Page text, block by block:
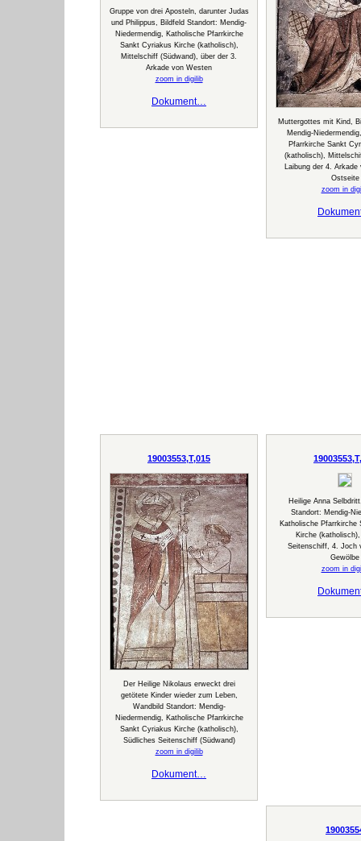
Gruppe von drei Aposteln, darunter Judas
und Philippus, Bildfeld Standort: Mendig-
Niedermendig, Katholische Pfarrkirche
Sankt Cyriakus Kirche (katholisch),
Mittelschiff (Südwand), über der 3.
Arkade von Westen
zoom in digilib
Dokument…
Muttergottes mit Kind,
Mendig-
Pfarrkirche Sankt
(katholisch),
Laibung der 4.
Ostseite
zoom in
19003553,T,015
Der Heilige Nikolaus erweckt drei
getötete Kinder wieder zum Leben,
Wandbild Standort: Mendig-
Niedermendig, Katholische Pfarrkirche
Sankt Cyriakus Kirche (katholisch),
Südliches Seitenschiff (Südwand)
zoom in digilib
Dokument…
Heilige Anna
Standort: Mendig-
Katholische Pfarrkirche
Kirche
Seitenschiff, 4. Joch
Gewölbe
zoom in